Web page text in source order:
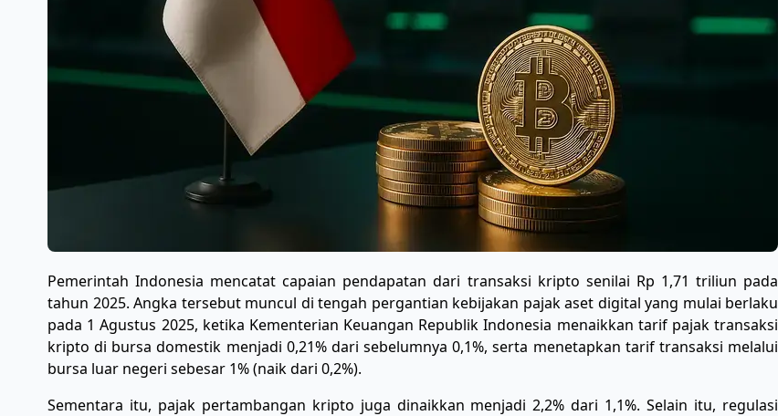
Pemerintah Indonesia mencatat capaian pendapatan dari transaksi kripto senilai Rp 1,71 triliun pada
tahun 2025. Angka tersebut muncul di tengah pergantian kebijakan pajak aset digital yang mulai berlaku
pada 1 Agustus 2025, ketika Kementerian Keuangan Republik Indonesia menaikkan tarif pajak transaksi
kripto di bursa domestik menjadi 0,21% dari sebelumnya 0,1%, serta menetapkan tarif transaksi melalui
bursa luar negeri sebesar 1% (naik dari 0,2%).
Sementara itu, pajak pertambangan kripto juga dinaikkan menjadi 2,2% dari 1,1%. Selain itu, regulasi